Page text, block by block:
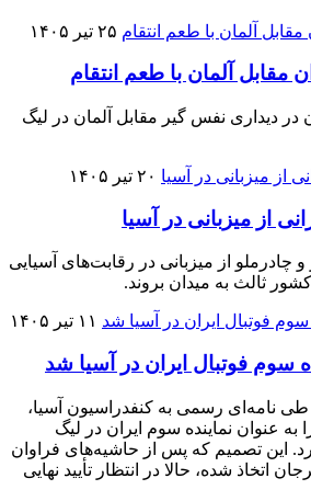
۲۵ تیر ۱۴۰۵
مقابل آلمان با طعم انتقام
در دیداری نفس گیر مقابل آلمان در لیگ
۲۰ تیر ۱۴۰۵
از میزبانی در آسیا
و چادرملو از میزبانی در رقابت‌های آسیایی
ثالث به میدان بروند.
۱۱ تیر ۱۴۰۵
سوم فوتبال ایران در آسیا شد
طی نامه‌ای رسمی به کنفدراسیون آسیا،
به عنوان نماینده سوم ایران در لیگ
این تصمیم که پس از حاشیه‌های فراوان
اتخاذ شده، حالا در انتظار تأیید نهایی